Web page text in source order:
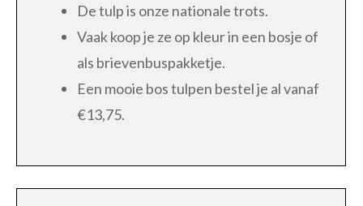
De tulp is onze nationale trots.
Vaak koop je ze op kleur in een bosje of
als brievenbuspakketje.
Een mooie bos tulpen bestel je al vanaf
€13,75.